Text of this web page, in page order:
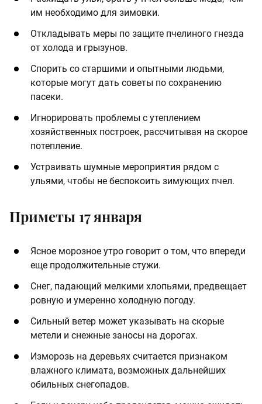
им необходимо для зимовки.
Откладывать меры по защите пчелиного гнезда
от холода и грызунов.
Спорить со старшими и опытными людьми,
которые могут дать советы по сохранению
пасеки.
Игнорировать проблемы с утеплением
хозяйственных построек, рассчитывая на скорое
потепление.
Устраивать шумные мероприятия рядом с
ульями, чтобы не беспокоить зимующих пчел.
Приметы 17 января
Ясное морозное утро говорит о том, что впереди
еще продолжительные стужи.
Снег, падающий мелкими хлопьями, предвещает
ровную и умеренно холодную погоду.
Сильный ветер может указывать на скорые
метели и снежные заносы на дорогах.
Изморозь на деревьях считается признаком
влажного климата, возможных дальнейших
обильных снегопадов.